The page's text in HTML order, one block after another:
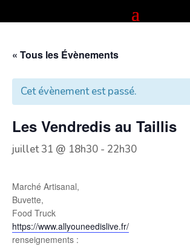
« Tous les Évènements
Cet évènement est passé.
Les Vendredis au Taillis
juillet 31 @ 18h30 - 22h30
Marché Artisanal,
Buvette,
Food Truck
https://www.allyouneedislive.fr/
renseignements :